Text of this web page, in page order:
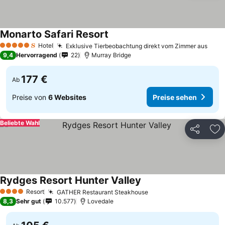
5 Sterne Hotel Exklusive Tierbeobachtung direkt vom Zimmer aus
Monarto Safari Resort
9,4 Hervorragend 22 Murray Bridge
Ab 177 €
Preise von 6 Websites Preise sehen
Teilen
Beliebte Wahl
4 Sterne Resort GATHER Restaurant Steakhouse
Rydges Resort Hunter Valley
8,3 Sehr gut 10.577 Lovedale